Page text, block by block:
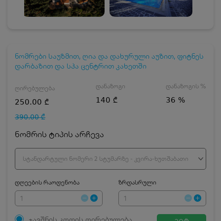
ნომრები საუზმით, ღია და დახურული აუზით, ფიტნეს
დარბაზით და სპა ცენტრით კახეთში
ღირებულება
250.00 ₾
390.00 ₾
დანაზოგი
140 ₾
დანაზოგის %
36 %
ნომრის ტიპის არჩევა
სტანდარტული ნომერი 2 სტუმარზე - კვირა-ხუთშაბათი
დღეების რაოდენობა ზრდასრული